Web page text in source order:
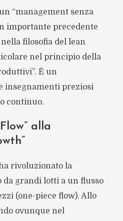
“management senza
importante precedente
filosofia del lean
nel principio della
È un
insegnamenti preziosi
continuo.
alla
rivoluzionato la
da grandi lotti a un flusso
(one-piece flow). Allo
ovunque nel